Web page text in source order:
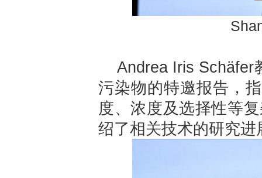
Andrea Iris Schäfer
污染物的特邀报告，
度、浓度及选择性等
绍了相关技术的研究